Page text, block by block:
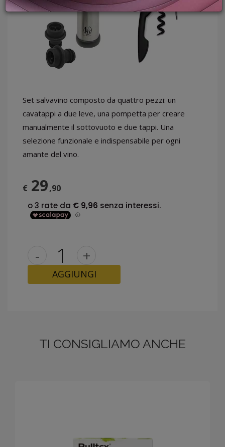
GIFT
Set salvavino composto da quattro pezzi: un
cavatappi a due leve, una pompetta per creare
manualmente il sottovuoto e due tappi. Una
selezione funzionale e indispensabile per ogni
amante del vino.
€ 29,90
- +
AGGIUNGI
TI CONSIGLIAMO ANCHE